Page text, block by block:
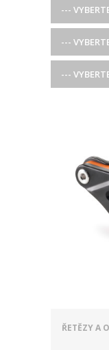
---
---
---
ŘETĚZY A